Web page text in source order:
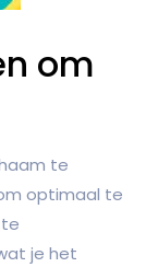
om
te
optimaal te
je het